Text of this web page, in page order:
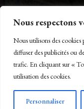
Nous respectons
Nous utilisons des
diffuser des publicités ou
trafic. En cliquant sur «
utilisation des cookies.
Personnaliser
Créé par